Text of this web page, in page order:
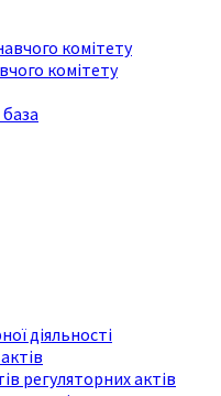
комітету
комітету
діяльності
регуляторних актів